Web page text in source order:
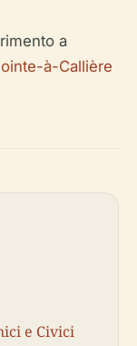
a
à-Callière
e Civici